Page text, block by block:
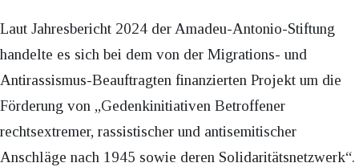
Laut Jahresbericht 2024 der Amadeu-Antonio-Stiftung
handelte es sich bei dem von der Migrations- und
Antirassismus-Beauftragten finanzierten Projekt um die
Förderung von „Gedenkinitiativen Betroffener
rechtsextremer, rassistischer und antisemitischer
Anschläge nach 1945 sowie deren Solidaritätsnetzwerk“.